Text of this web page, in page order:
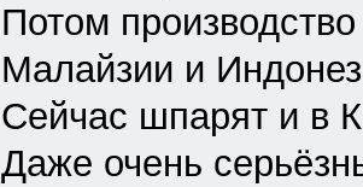
Потом
Малайзии и
Сейчас шпарят и в
Даже очень